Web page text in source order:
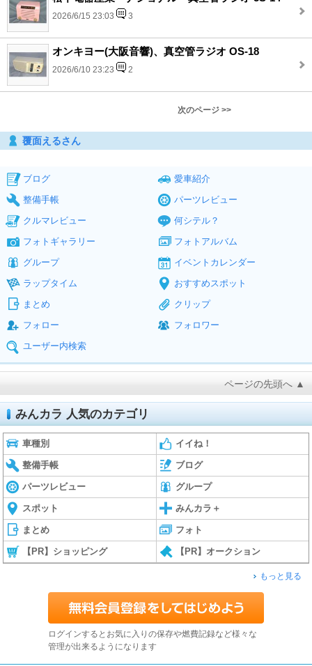
2026/6/15 23:03 3
オンキヨー(大阪音響)、真空管ラジオ OS-18
2026/6/10 23:23 2
次のページ >>
覆面えるさん
ブログ
愛車紹介
整備手帳
パーツレビュー
クルマレビュー
何シテル？
フォトギャラリー
フォトアルバム
グループ
イベントカレンダー
ラップタイム
おすすめスポット
まとめ
クリップ
フォロー
フォロワー
ユーザー内検索
ページの先頭へ ▲
みんカラ 人気のカテゴリ
車種別 イイね！
整備手帳 ブログ
パーツレビュー グループ
スポット みんカラ＋
まとめ フォト
【PR】ショッピング 【PR】オークション
もっと見る
ログインするとお気に入りの保存や燃費記録など様々な
管理が出来るようになります